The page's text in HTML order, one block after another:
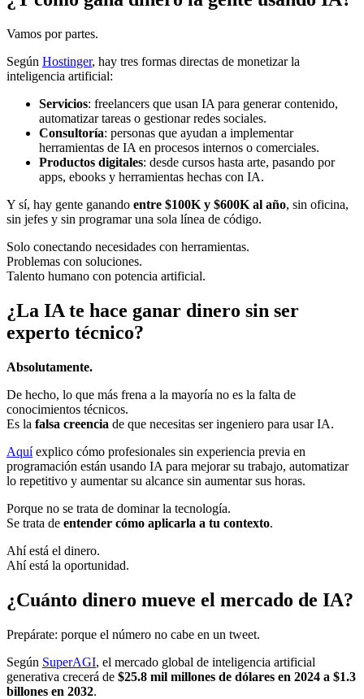
Vamos por partes.
Según Hostinger, hay tres formas directas de monetizar la
inteligencia artificial:
Servicios: freelancers que usan IA para generar contenido,
automatizar tareas o gestionar redes sociales.
Consultoría: personas que ayudan a implementar
herramientas de IA en procesos internos o comerciales.
Productos digitales: desde cursos hasta arte, pasando por
apps, ebooks y herramientas hechas con IA.
Y sí, hay gente ganando entre $100K y $600K al año, sin oficina,
sin jefes y sin programar una sola línea de código.
Solo conectando necesidades con herramientas.
Problemas con soluciones.
Talento humano con potencia artificial.
¿La IA te hace ganar dinero sin ser
experto técnico?
Absolutamente.
De hecho, lo que más frena a la mayoría no es la falta de
conocimientos técnicos.
Es la falsa creencia de que necesitas ser ingeniero para usar IA.
Aquíexplico cómo profesionales sin experiencia previa en
programación están usando IA para mejorar su trabajo, automatizar
lo repetitivo y aumentar su alcance sin aumentar sus horas.
Porque no se trata de dominar la tecnología.
Se trata de entender cómo aplicarla a tu contexto.
Ahí está el dinero.
Ahí está la oportunidad.
¿Cuánto dinero mueve el mercado de IA?
Prepárate: porque el número no cabe en un tweet.
Según SuperAGI, el mercado global de inteligencia artificial
generativa crecerá de $25.8 mil millones de dólares en 2024 a $1.3
billones en 2032.